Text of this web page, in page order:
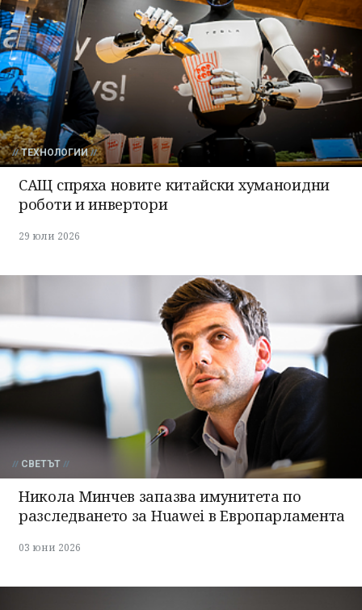
ТЕХНОЛОГИИ
САЩ спряха новите китайски хуманоидни
роботи и инвертори
29 юли 2026
СВЕТЪТ
Никола Минчев запазва имунитета по
разследването за Huawei в Европарламента
03 юни 2026